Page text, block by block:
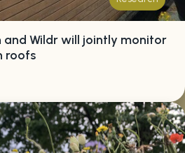
Wildr will jointly monitor
roofs